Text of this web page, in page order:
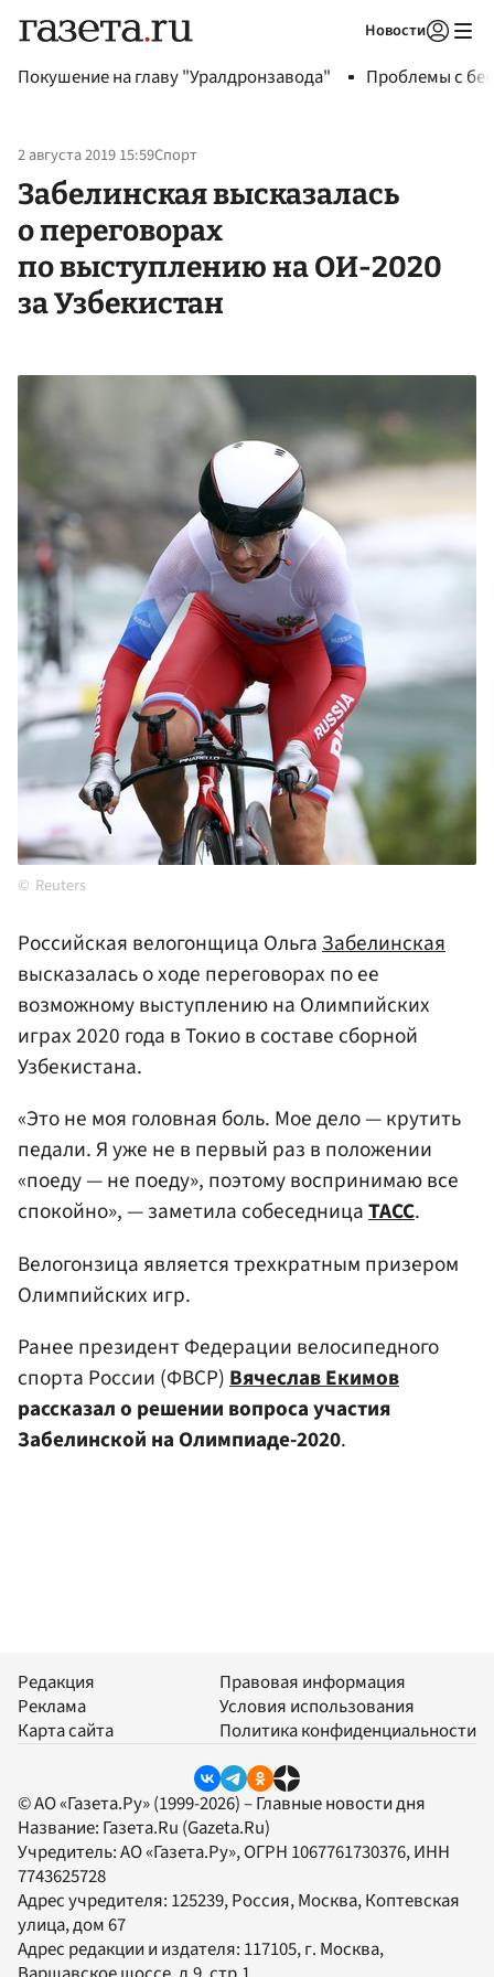
Новости
Покушение на главу "Уралдронзавода" Проблемы с
2 августа 2019 15:59Спорт
Забелинская высказалась
о переговорах
по выступлению на ОИ-2020
за Узбекистан
Reuters
Российская велогонщица ОльгаЗабелинская
высказалась о ходе переговорах по ее
возможному выступлению на Олимпийских
играх 2020 года в Токио в составе сборной
Узбекистана.
«Это не моя головная боль. Мое дело — крутить
педали. Я уже не в первый раз в положении
«поеду — не поеду», поэтому воспринимаю все
спокойно», — заметила собеседницаТАСС.
Велогонзица является трехкратным призером
Олимпийских игр.
Ранее президент Федерации велосипедного
спорта России (ФВСР)Вячеслав Екимов
рассказал о решении вопроса участия
Забелинской на Олимпиаде-2020.
Редакция
Реклама
Карта сайта
Правовая информация
Условия использования
Политика конфиденциальности
© АО «Газета.Ру» (1999-2026) – Главные новости дня
Название: Газета.Ru (Gazeta.Ru)
Учредитель:АО «Газета.Ру», ОГРН 1067761730376, ИНН
7743625728
Адрес учредителя: 125239, Россия, Москва, Коптевская
улица, дом 67
Адрес редакции и издателя: 117105, г. Москва,